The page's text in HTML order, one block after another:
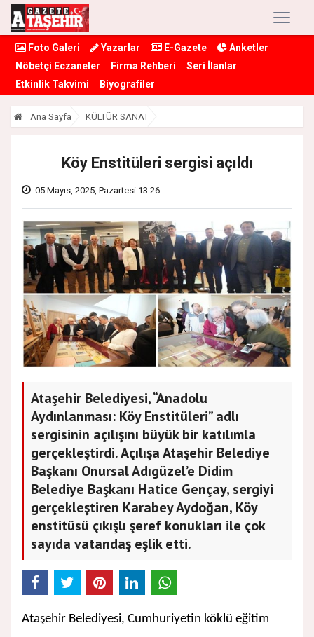
Foto Galeri Yazarlar E-Gazete
Anketler
Nöbetçi Eczaneler
Firma Rehberi
Seri İlanlar
Etkinlik Takvimi
Biyografiler
Ana Sayfa KÜLTÜR SANAT
Köy Enstitüleri sergisi açıldı
05 Mayıs, 2025, Pazartesi 13:26
Ataşehir Belediyesi, “Anadolu
Aydınlanması: Köy Enstitüleri” adlı
sergisinin açılışını büyük bir katılımla
gerçekleştirdi. Açılışa Ataşehir Belediye
Başkanı Onursal Adıgüzel’e Didim
Belediye Başkanı Hatice Gençay, sergiyi
gerçekleştiren Karabey Aydoğan, Köy
enstitüsü çıkışlı şeref konukları ile çok
sayıda vatandaş eşlik etti.
Ataşehir Belediyesi, Cumhuriyetin köklü eğitim